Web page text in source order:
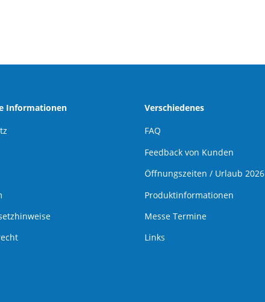
Informationen Verschiedenes
FAQ
Feedback von Kunden
Öffnungszeiten / Urlaub 2026
Produktinformationen
Messe Termine
Links